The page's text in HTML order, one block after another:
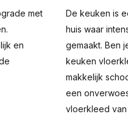
met
en
De keuken is
huis waar
gemaakt. Ben
keuken
makkelijk
een
vloerkleed van